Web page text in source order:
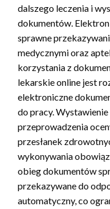
dalszego leczenia i
dokumentów.
sprawne
medycznymi oraz
korzystania z
lekarskie online jest
elektroniczne
do pracy.
przeprowadzenia
przesłanek
wykonywania
obieg dokumentów
przekazywane do
automatyczny, co